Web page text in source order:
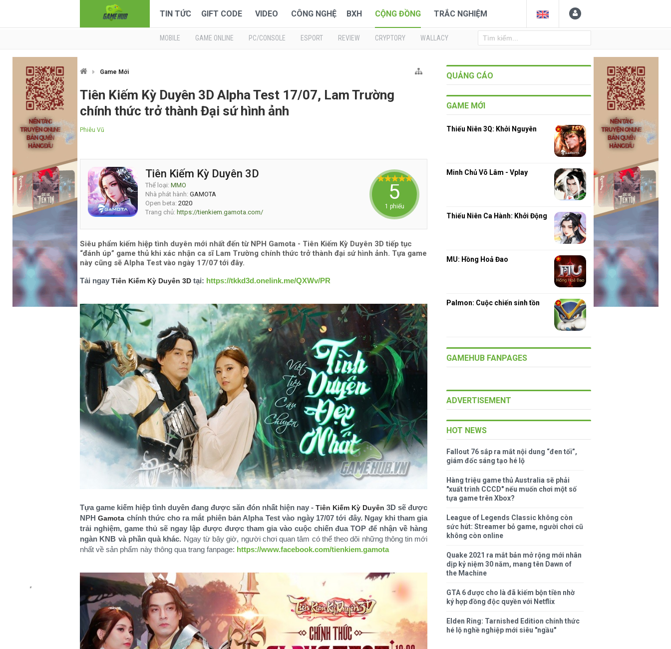
TIN TỨC GIFT CODE VIDEO CÔNG NGHỆ BXH CỘNG ĐỒNG TRẮC NGHIỆM
MOBILE GAME ONLINE PC/CONSOLE ESPORT REVIEW CRYPTORY WALLACY
Game Mới
Tiên Kiếm Kỳ Duyên 3D Alpha Test 17/07, Lam Trường
chính thức trở thành Đại sứ hình ảnh
Phiêu Vũ
Tiên Kiếm Kỳ Duyên 3D
Thể loại: MMO
Nhà phát hành: GAMOTA
Open beta: 2020
Trang chủ: https://tienkiem.gamota.com/
5
1 phiếu
Siêu phẩm kiếm hiệp tình duyên mới nhất đến từ NPH Gamota - Tiên Kiếm Kỳ Duyên 3D tiếp tục
“đánh úp” game thủ khi xác nhận ca sĩ Lam Trường chính thức trở thành đại sứ hình ảnh. Tựa game
này cũng sẽ Alpha Test vào ngày 17/07 tới đây.
Tải ngay Tiên Kiếm Kỳ Duyên 3D tại: https://tkkd3d.onelink.me/QXWv/PR
Tựa game kiếm hiệp tình duyên đang được săn đón nhất hiện nay -Tiên Kiếm Kỳ Duyên 3D sẽ được
NPHGamota chính thức cho ra mắt phiên bản Alpha Test vào ngày 17/07 tới đây. Ngay khi tham gia
trải nghiệm, game thủ sẽ ngay lập được được tham gia vào cuộc chiến đua TOP để nhận về hàng
ngàn KNB và phần quà khác. Ngay từ bây giờ, người chơi quan tâm có thể theo dõi những thông tin mới
nhất về sản phẩm này thông qua trang fanpage: https://www.facebook.com/tienkiem.gamota
QUẢNG CÁO
GAME MỚI
Thiếu Niên 3Q: Khởi Nguyên
Minh Chủ Võ Lâm - Vplay
Thiếu Niên Ca Hành: Khởi Động
MU: Hồng Hoả Đao
Palmon: Cuộc chiến sinh tồn
GAMEHUB FANPAGES
ADVERTISEMENT
HOT NEWS
Fallout 76 sắp ra mắt nội dung “đen tối”,
giám đốc sáng tạo hé lộ
Hàng triệu game thủ Australia sẽ phải
"xuất trình CCCD" nếu muốn chơi một số
tựa game trên Xbox?
League of Legends Classic không còn
sức hút: Streamer bỏ game, người chơi cũ
không còn online
Quake 2021 ra mắt bản mở rộng mới nhân
dịp kỷ niệm 30 năm, mang tên Dawn of
the Machine
GTA 6 được cho là đã kiếm bộn tiền nhờ
ký hợp đồng độc quyền với Netflix
Elden Ring: Tarnished Edition chính thức
hé lộ nghề nghiệp mới siêu "ngầu"